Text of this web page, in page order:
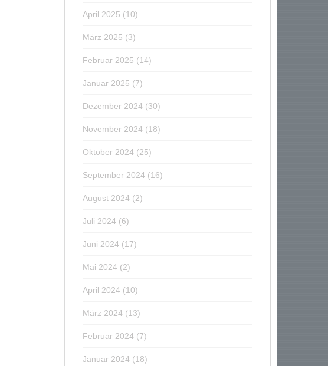
April 2025 (10)
März 2025 (3)
Februar 2025 (14)
Januar 2025 (7)
Dezember 2024 (30)
November 2024 (18)
Oktober 2024 (25)
September 2024 (16)
August 2024 (2)
Juli 2024 (6)
Juni 2024 (17)
Mai 2024 (2)
April 2024 (10)
März 2024 (13)
Februar 2024 (7)
Januar 2024 (18)